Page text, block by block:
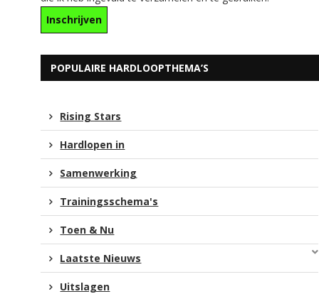
POPULAIRE HARDLOOPTHEMA’S
Rising Stars
Hardlopen in
Samenwerking
Trainingsschema's
Toen & Nu
Laatste Nieuws
Uitslagen